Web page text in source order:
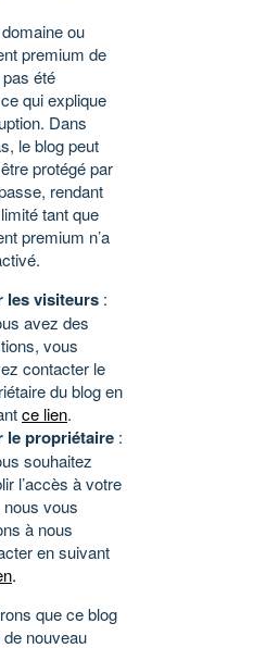
ou
premium de
pas été
qui explique
Dans
le blog peut
protégé par
rendant
tant que
premium n’a
les visiteurs :
avez des
vous
contacter le
du blog en
ce lien.
le propriétaire :
souhaitez
l’accès à votre
nous vous
à nous
en suivant
.
que ce blog
nouveau